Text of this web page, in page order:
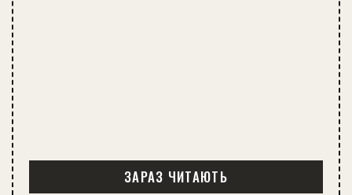
ЗАРАЗ ЧИТАЮТЬ